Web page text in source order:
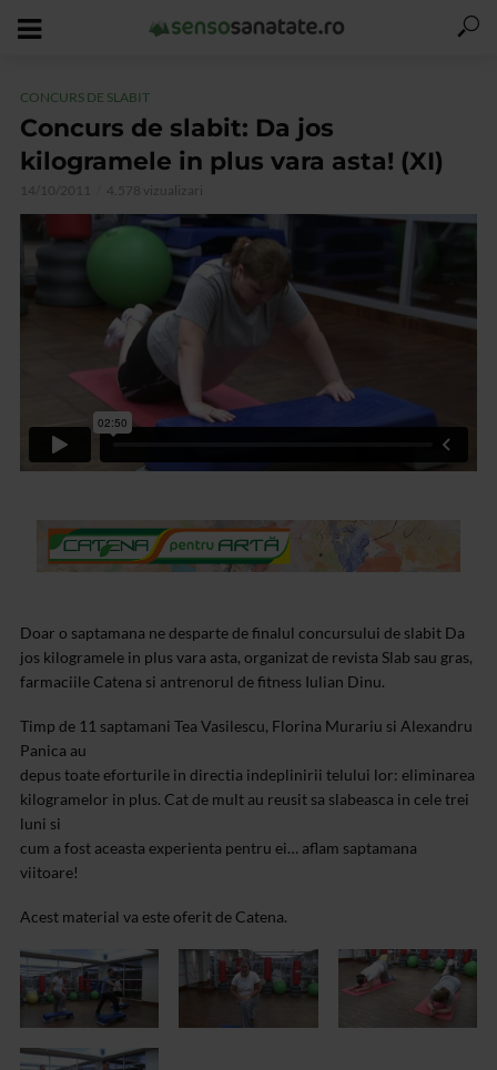
CONCURS DE SLABIT
Concurs de slabit: Da jos
kilogramele in plus vara asta! (XI)
14/10/2011 4.578 vizualizari
Doar o saptamana ne desparte de finalul concursului de slabit Da
jos kilogramele in plus vara asta, organizat de revista Slab sau gras,
farmaciile Catena si antrenorul de fitness Iulian Dinu.
Timp de 11 saptamani Tea Vasilescu, Florina Murariu si Alexandru
Panica au
depus toate eforturile in directia indeplinirii telului lor: eliminarea
kilogramelor in plus. Cat de mult au reusit sa slabeasca in cele trei
luni si
cum a fost aceasta experienta pentru ei… aflam saptamana
viitoare!
Acest material va este oferit de Catena.